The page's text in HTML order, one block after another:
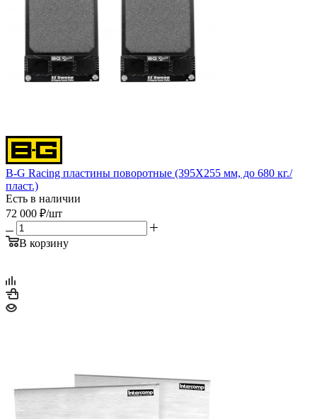
B-G Racing пластины поворотные (395Х255 мм, до 680 кг./
пласт.)
Есть в наличии
72 000 ₽/шт
В корзину